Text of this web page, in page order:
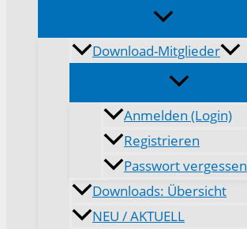
Download-Mitglieder
Anmelden (Login)
Registrieren
Passwort vergessen
Downloads: Übersicht
NEU / AKTUELL